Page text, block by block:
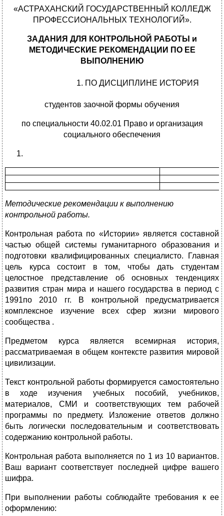
«АСТРАХАНСКИЙ ГОСУДАРСТВЕННЫЙ КОЛЛЕДЖ
ПРОФЕССИОНАЛЬНЫХ ТЕХНОЛОГИЙ».
ЗАДАНИЯ ДЛЯ КОНТРОЛЬНОЙ РАБОТЫ и
МЕТОДИЧЕСКИЕ РЕКОМЕНДАЦИИ ПО ЕЕ
ВЫПОЛНЕНИЮ
ПО ДИСЦИПЛИНЕ ИСТОРИЯ
студентов заочной формы обучения
по специальности 40.02.01 Право и организация
социального обеспечения
Методические рекомендации к выполнению
контрольной работы.
Контрольная работа по «Истории» является составной
частью общей системы гуманитарного образования и
подготовки квалифицированных специалисто. Главная
цель курса состоит в том, чтобы дать студентам
целостное представление об основных тенденциях
развития стран мира и нашего государства в период с
1991по 2010 гг. В контрольной предусматривается
комплексное изучение всех сфер жизни мирового
сообщества .
Предметом курса является всемирная история,
рассматриваемая в общем контексте развития мировой
цивилизации.
Текст контрольной работы формируется самостоятельно
в ходе изучения учебных пособий, учебников,
материалов, СМИ и соответствующих тем рабочей
программы по предмету. Изложение ответов должно
быть логически последовательным и соответствовать
содержанию контрольной работы.
Контрольная работа выполняется по 1 из 10 вариантов.
Ваш вариант соответствует последней цифре вашего
шифра.
При выполнении работы соблюдайте требования к ее
оформлению: